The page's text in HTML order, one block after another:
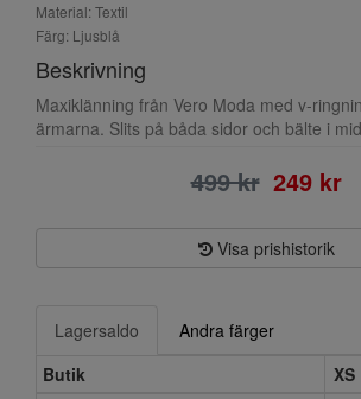
Material: Textil
Färg: Ljusblå
Beskrivning
Maxiklänning från Vero Moda med v-
ärmarna. Slits på båda sidor och bälte i
499 kr 249 kr
Visa prishistorik
Lagersaldo
Andra färger
Butik
XS